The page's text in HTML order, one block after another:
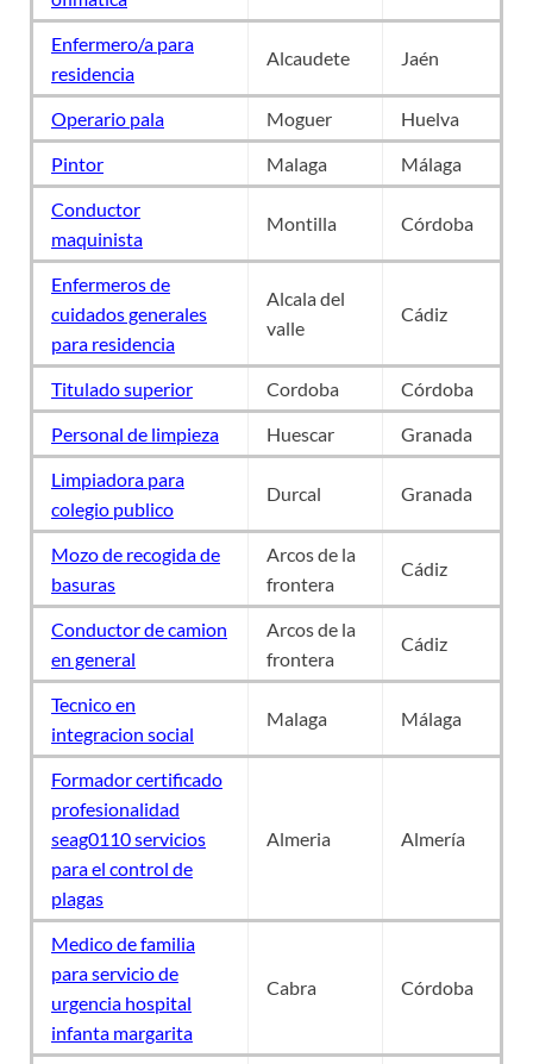
Enfermero/a para
residencia
Alcaudete Jaén
Operario pala Moguer
Huelva
Pintor
Malaga
Málaga
Conductor
maquinista
Montilla Córdoba
Enfermeros de
cuidados generales
para residencia
Alcala del
valle
Cádiz
Titulado superior Cordoba
Córdoba
Personal de limpieza
Huescar
Granada
Limpiadora para
colegio publico
Durcal Granada
Mozo de recogida de
basuras
Arcos de la
frontera
Cádiz
Conductor de camion
en general
Arcos de la
frontera
Cádiz
Tecnico en
integracion social
Malaga Málaga
Formador certificado
profesionalidad
seag0110 servicios
para el control de
plagas
Almeria Almería
Medico de familia
para servicio de
urgencia hospital
infanta margarita
Cabra Córdoba